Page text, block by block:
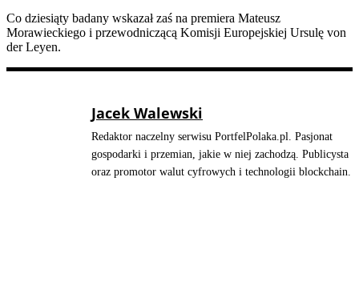
Co dziesiąty badany wskazał zaś na premiera Mateusz
Morawieckiego i przewodniczącą Komisji Europejskiej Ursulę von
der Leyen.
Jacek Walewski
Redaktor naczelny serwisu PortfelPolaka.pl. Pasjonat
gospodarki i przemian, jakie w niej zachodzą. Publicysta
oraz promotor walut cyfrowych i technologii blockchain.